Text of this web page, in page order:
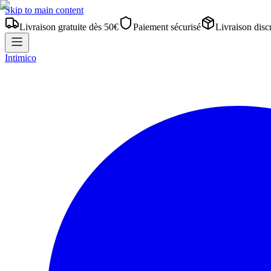
Skip to main content
Livraison gratuite dès 50€
Paiement sécurisé Livraison
Intimico